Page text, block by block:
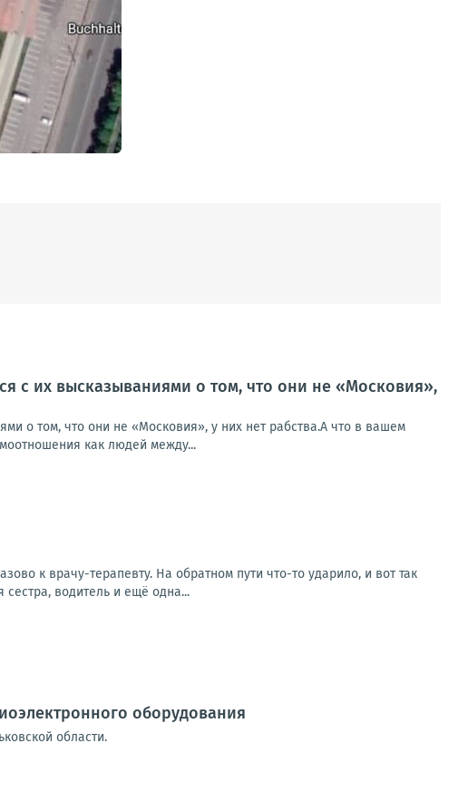
с их высказываниями о том, что они не «Московия»,
о том, что они не «Московия», у них нет рабства.А что в вашем
как людей между...
к врачу-терапевту. На обратном пути что-то ударило, и вот так
водитель и ещё одна...
оборудования
области.